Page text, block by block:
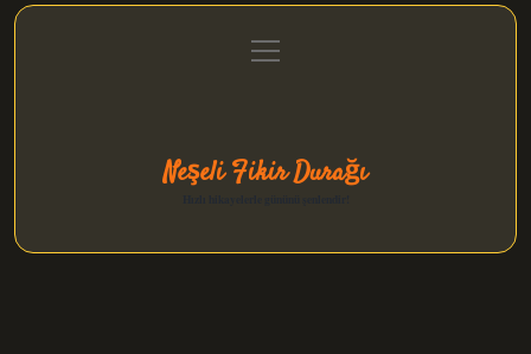
Gizlilik Politikası
menüyü
aç
Neşeli Fikir Durağı